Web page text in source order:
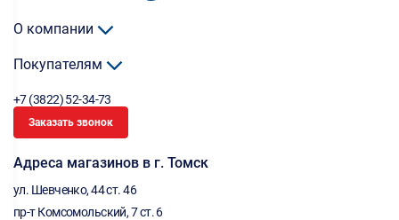
О компании
Покупателям
+7 (3822) 52-34-73
Заказать звонок
Адреса магазинов в г. Томск
ул. Шевченко, 44 ст. 46
пр-т Комсомольский, 7 ст. 6